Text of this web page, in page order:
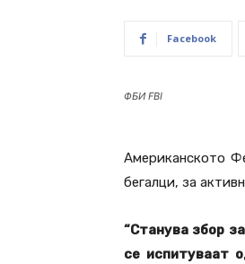
Facebook
ФБИ FBI
Американското
бегалци, за
“Станува збор
се испитуваат